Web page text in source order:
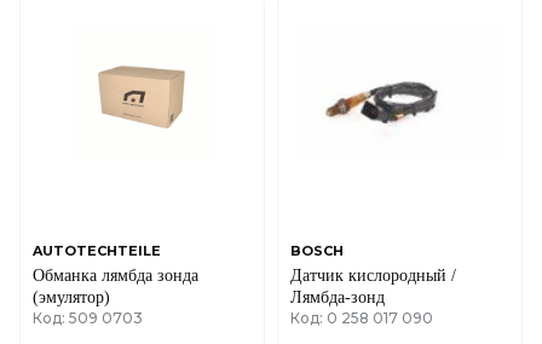
AUTOTECHTEILE
Обманка лямбда зонда
(эмулятор)
Код: 509 0703
BOSCH
Датчик кислородный /
Лямбда-зонд
Код: 0 258 017 090